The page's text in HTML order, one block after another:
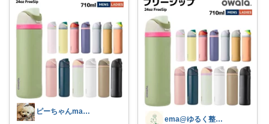
ピーちゃんmama🐩🎶感謝💎🙏
ema@ゆるく整う暮らし